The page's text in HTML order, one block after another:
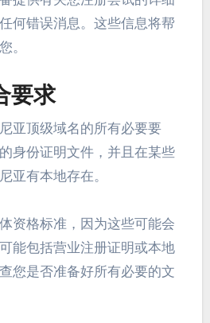
何错误消息。这些信息将帮
。
要求
亚顶级域名的所有必要要
身份证明文件，并且在某些
亚有本地存在。
资格标准，因为这些可能会
能包括营业注册证明或本地
您是否准备好所有必要的文